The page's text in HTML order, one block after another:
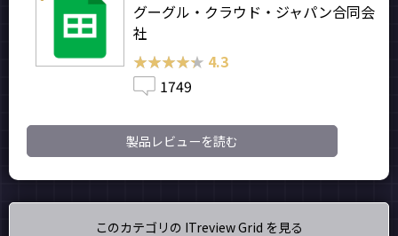
グーグル・クラウド・ジャパン合同会
社
★★★★★
★★★★★ 4.3
1749
製品レビューを読む
このカテゴリの ITreview Grid を見る